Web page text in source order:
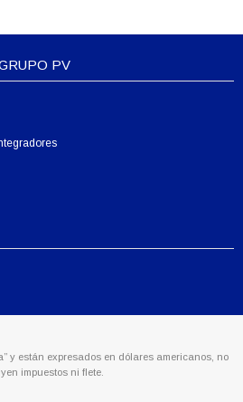
PV
y están expresados en dólares americanos, no
impuestos ni flete.